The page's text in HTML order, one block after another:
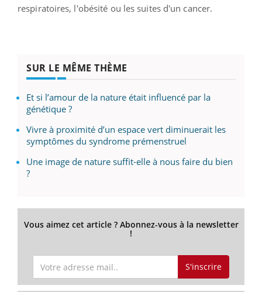
respiratoires, l'obésité ou les suites d'un cancer.
SUR LE MÊME THÈME
Et si l’amour de la nature était influencé par la
génétique ?
Vivre à proximité d’un espace vert diminuerait les
symptômes du syndrome prémenstruel
Une image de nature suffit-elle à nous faire du bien
?
Vous aimez cet article ? Abonnez-vous à la newsletter
!
S'inscrire